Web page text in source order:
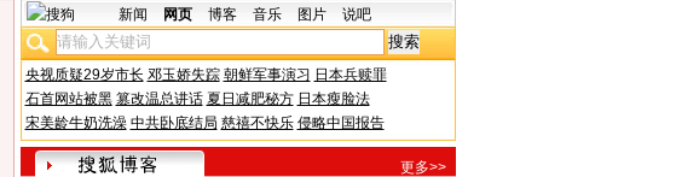
新闻 网页 博客 音乐 图片 说吧
央视质疑29岁市长 邓玉娇失踪 朝鲜军事演习 日本兵赎罪
石首网站被黑 篡改温总讲话 夏日减肥秘方 日本瘦脸法
宋美龄牛奶洗澡 中共卧底结局 慈禧不快乐 侵略中国报告
更多>>